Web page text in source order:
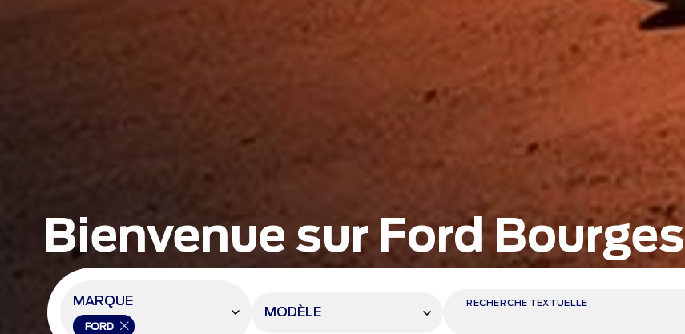
Bienvenue sur Ford Bourges
MARQUE
FORD
MODÈLE
RECHERCHE TEXTUELLE